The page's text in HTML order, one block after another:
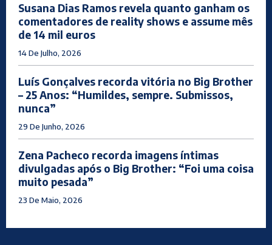
Susana Dias Ramos revela quanto ganham os
comentadores de reality shows e assume mês
de 14 mil euros
14 De Julho, 2026
Luís Gonçalves recorda vitória no Big Brother
– 25 Anos: “Humildes, sempre. Submissos,
nunca”
29 De Junho, 2026
Zena Pacheco recorda imagens íntimas
divulgadas após o Big Brother: “Foi uma coisa
muito pesada”
23 De Maio, 2026